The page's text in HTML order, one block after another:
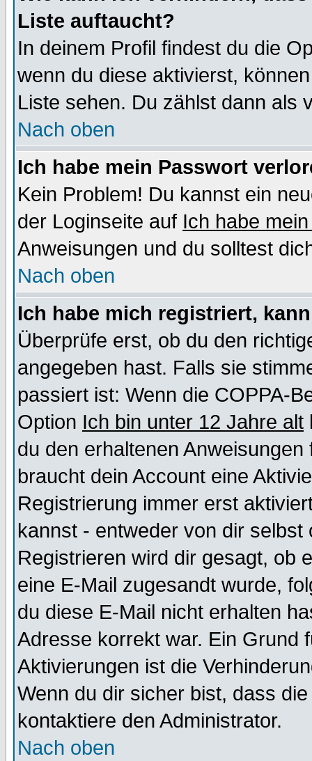
Liste auftaucht?
In deinem Profil findest du die
wenn du diese aktivierst,
Liste sehen. Du zählst dann als
Nach oben
Ich habe mein Passwort
Kein Problem! Du kannst ein
der Loginseite auf Ich habe
Anweisungen und du solltest
Nach oben
Ich habe mich registriert,
Überprüfe erst, ob du den
angegeben hast. Falls sie
passiert ist: Wenn die COPPA-
Option Ich bin unter 12 Jahre alt
du den erhaltenen
braucht dein Account eine
Registrierung immer erst
kannst - entweder von dir selbst
Registrieren wird dir gesagt, ob
eine E-Mail zugesandt wurde,
du diese E-Mail nicht erhalten
Adresse korrekt war. Ein Grund
Aktivierungen ist die
Wenn du dir sicher bist, dass
kontaktiere den Administrator.
Nach oben